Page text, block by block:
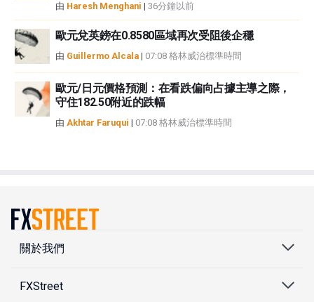
由 Haresh Menghani | 36分鐘以前
歐元兌英鎊在0.8580區域再次受阻後企穩
由 Guillermo Alcala | 07:08 格林威治標準時間
歐元/日元價格預測：在看跌偏向占據主導之際，
守住182.50附近的跌幅
由 Akhtar Faruqui | 07:08 格林威治標準時間
關於我們
FXStreet